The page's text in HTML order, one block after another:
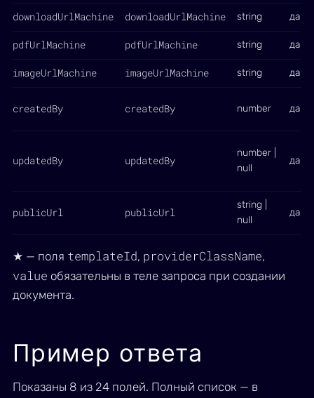
downloadUrlMachine downloadUrlMachine string да
pdfUrlMachine pdfUrlMachine string да
imageUrlMachine imageUrlMachine string да
createdBy createdBy number да
updatedBy updatedBy
number |
null
да
publicUrl publicUrl
string |
null
да
★ — поля templateId, providerClassName,
value обязательны в теле запроса при создании
документа.
Пример ответа
Показаны 8 из 24 полей. Полный список — в